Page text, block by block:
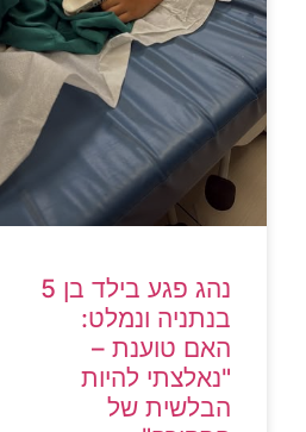
נהג פגע בילד בן 5
בנתניה ונמלט:
האם טוענת –
"נאלצתי להיות
הבלשית של